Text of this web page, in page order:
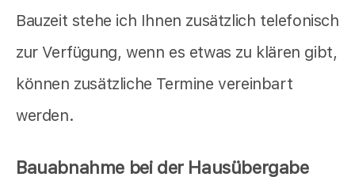
Bauzeit stehe ich Ihnen zusätzlich telefonisch
zur Verfügung, wenn es etwas zu klären gibt,
können zusätzliche Termine vereinbart
werden.
Bauabnahme bei der Hausübergabe